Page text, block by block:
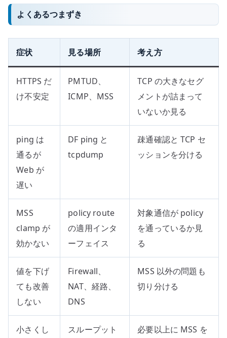
よくあるつまずき
症状 見る場所 考え方
HTTPS だ
け不安定
PMTUD、
ICMP、MSS
TCP の大きなセグ
メントが詰まって
いないか見る
ping は
通るが
Web が
遅い
DF ping と
tcpdump
疎通確認と TCP セ
ッションを分ける
MSS
clamp が
効かない
policy route
の適用インタ
ーフェイス
対象通信が policy
を通っているか見
る
値を下げ
ても改善
しない
Firewall、
NAT、経路、
DNS
MSS 以外の問題も
切り分ける
小さくし
スループット
必要以上に MSS を